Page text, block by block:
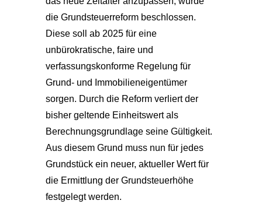
die Grundsteuerreform beschlossen.
Diese soll ab 2025 für eine
unbürokratische, faire und
verfassungskonforme Regelung für
Grund- und Immobilieneigentümer
sorgen. Durch die Reform verliert der
bisher geltende Einheitswert als
Berechnungsgrundlage seine Gültigkeit.
Aus diesem Grund muss nun für jedes
Grundstück ein neuer, aktueller Wert für
die Ermittlung der Grundsteuerhöhe
festgelegt werden.